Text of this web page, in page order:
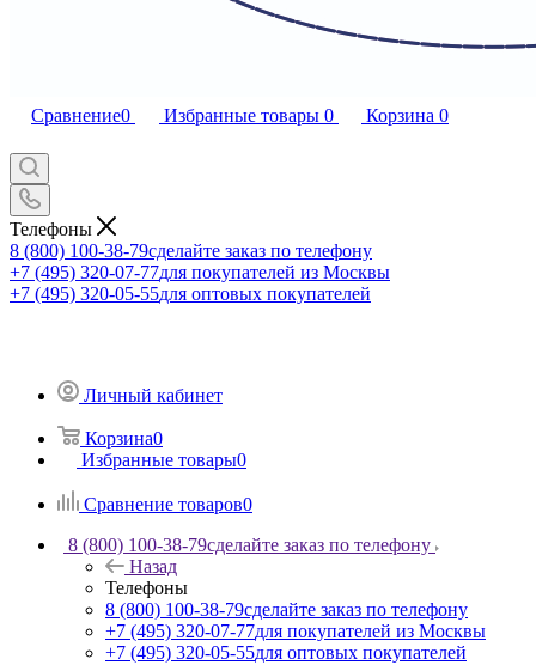
Сравнение0 Избранные товары 0 Корзина 0
Телефоны
8 (800) 100-38-79сделайте заказ по телефону
+7 (495) 320-07-77для покупателей из Москвы
+7 (495) 320-05-55для оптовых покупателей
Личный кабинет
Корзина0
Избранные товары0
Сравнение товаров0
8 (800) 100-38-79сделайте заказ по телефону
Назад
Телефоны
8 (800) 100-38-79сделайте заказ по телефону
+7 (495) 320-07-77для покупателей из Москвы
+7 (495) 320-05-55для оптовых покупателей